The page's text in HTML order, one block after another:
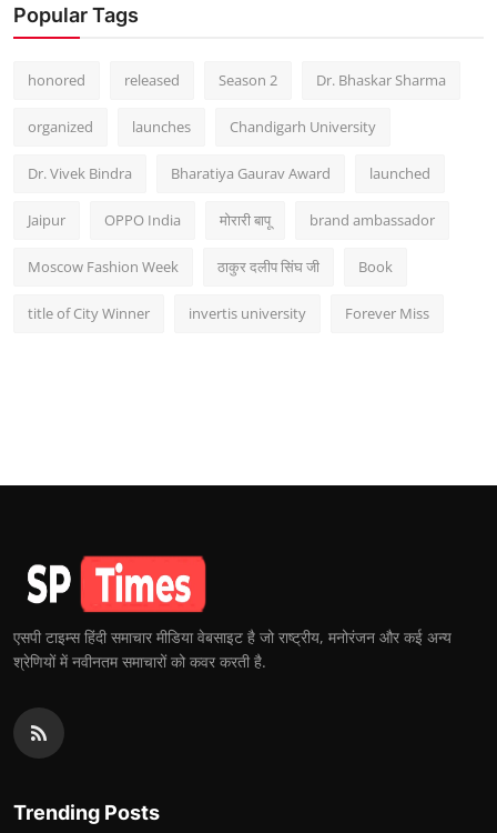
Popular Tags
honored released Season 2 Dr. Bhaskar Sharma
organized launches Chandigarh University
Dr. Vivek Bindra Bharatiya Gaurav Award launched
Jaipur OPPO India मोरारी बापू brand ambassador
Moscow Fashion Week ठाकुर दलीप सिंघ जी Book
title of City Winner invertis university Forever Miss
एसपी टाइम्स हिंदी समाचार मीडिया वेबसाइट है जो राष्ट्रीय, मनोरंजन और कई अन्य
श्रेणियों में नवीनतम समाचारों को कवर करती है.
Trending Posts